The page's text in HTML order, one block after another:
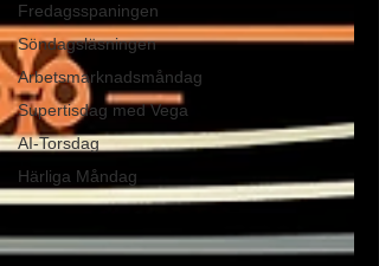
Fredagsspaningen
Söndagsläsningen
Arbetsmarknadsmåndag
Supertisdag med Vega
AI-Torsdag
Härliga Måndag